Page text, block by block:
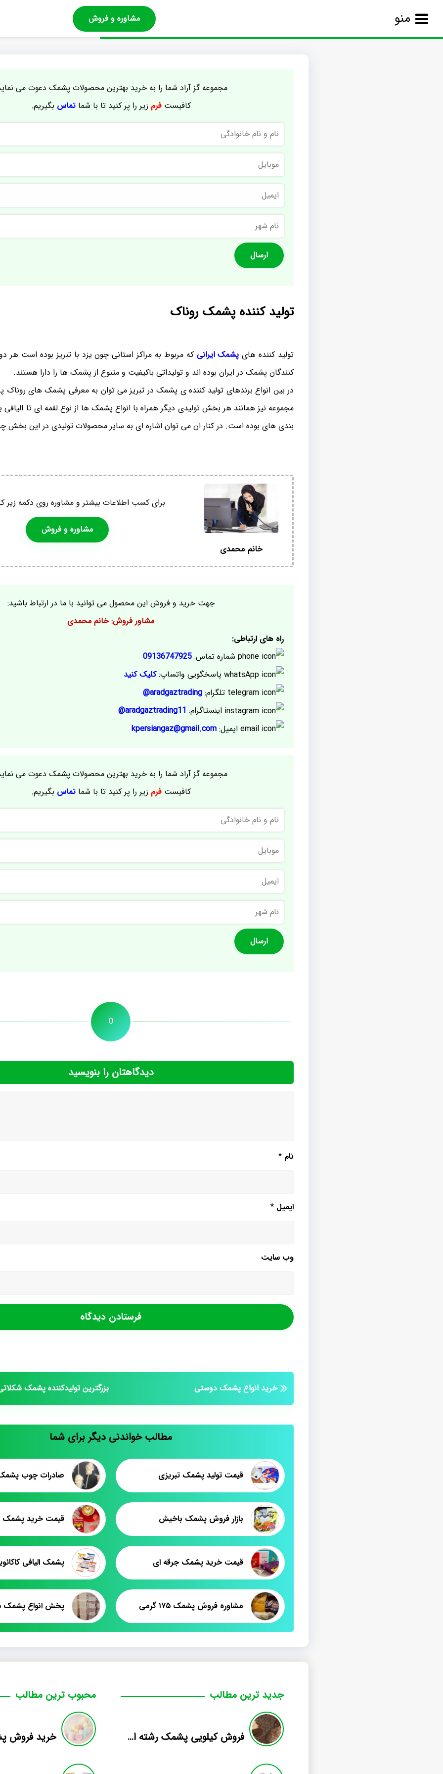
منو مشاوره و فروش
مجموعه گز آراد شما را به خرید بهترین محصولات پشمک دعوت می
کافیستفرم زیر را پر کنید تا با شماتماس بگیریم.
و
نام
خانوادگی
موبایل
ایمیل
نام
شهر
تولید کننده پشمک روناک
تولید کننده های پشمک ایرانی که مربوط به مراکز استانی چون یزد با تبریز بوده است هر
کنندگان پشمک در ایران بوده اند و تولیداتی باکیفیت و متنوع از پشمک ها را دارا هستند.
در بین انواع برندهای تولید کننده ی پشمک در تبریز می توان به معرفی پشمک های روناک
مجموعه نیز همانند هر بخش تولیدی دیگر همراه با انواع پشمک ها از نوع لقمه ای تا
بندی های بوده است. در کنار ان می توان اشاره ای به سایر محصولات تولیدی در این بخش
خانم محمدی
برای کسب اطلاعات بیشتر و مشاوره روی دکمه زیر
مشاوره و فروش
جهت خرید و فروش این محصول می توانید با ما در ارتباط باشید:
مشاور فروش: خانم محمدی
راه های ارتباطی:
شماره تماس: 09136747925
پاسخگویی واتساپ:کلیک کنید
تلگرام: aradgaztrading@
اینستاگرام: aradgaztrading11@
ایمیل: kpersiangaz@gmail.com
مجموعه گز آراد شما را به خرید بهترین محصولات پشمک دعوت می
کافیستفرم زیر را پر کنید تا با شماتماس بگیریم.
و
نام
خانوادگی
موبایل
ایمیل
نام
شهر
0
دیدگاهتان را بنویسید
نام *
ایمیل *
وب‌ سایت
خرید انواع پشمک دوستی بزرگترین تولیدکننده پشمک
مطالب خواندنی دیگر برای شما
قیمت تولید پشمک تبریزی صادرات چوب
بازار فروش پشمک باخیش قیمت خرید پشمک
قیمت خرید پشمک جرقه ای
مشاوره فروش پشمک ۱۷۵ گرمی
جدید ترین مطالب
فروش کیلویی پشمک رشته ای طعم دار میوه
محبوب ترین مطالب
خرید فروش